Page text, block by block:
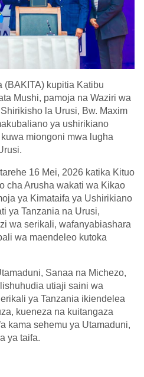
(BAKITA) kupitia Katibu
Mushi, pamoja na Waziri wa
la Urusi, Bw. Maxim
ya ushirikiano
miongoni mwa lugha
16 Mei, 2026 katika Kituo
cha Arusha wakati wa Kikao
ya Kimataifa ya Ushirikiano
ya Tanzania na Urusi,
wa serikali, wafanyabiashara
wa maendeleo kutoka
Sanaa na Michezo,
utiaji saini wa
ya Tanzania ikiendelea
kueneza na kuitangaza
kama sehemu ya Utamaduni,
ya taifa.